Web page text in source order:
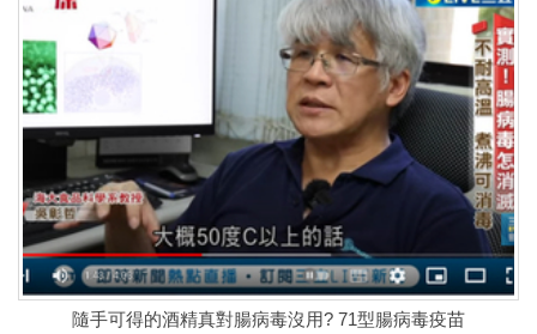
隨手可得的酒精真對腸病毒沒用? 71型腸病毒疫苗